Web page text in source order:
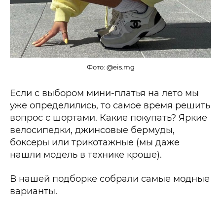
Фото: @eis.mg
Если с выбором мини-платья на лето мы
уже определились, то самое время решить
вопрос с шортами. Какие покупать? Яркие
велосипедки, джинсовые бермуды,
боксеры или трикотажные (мы даже
нашли модель в технике кроше).
В нашей подборке собрали самые модные
варианты.